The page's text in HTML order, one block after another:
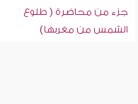
جزء من محاضرة ( طلوع
الشمس من مغربها)